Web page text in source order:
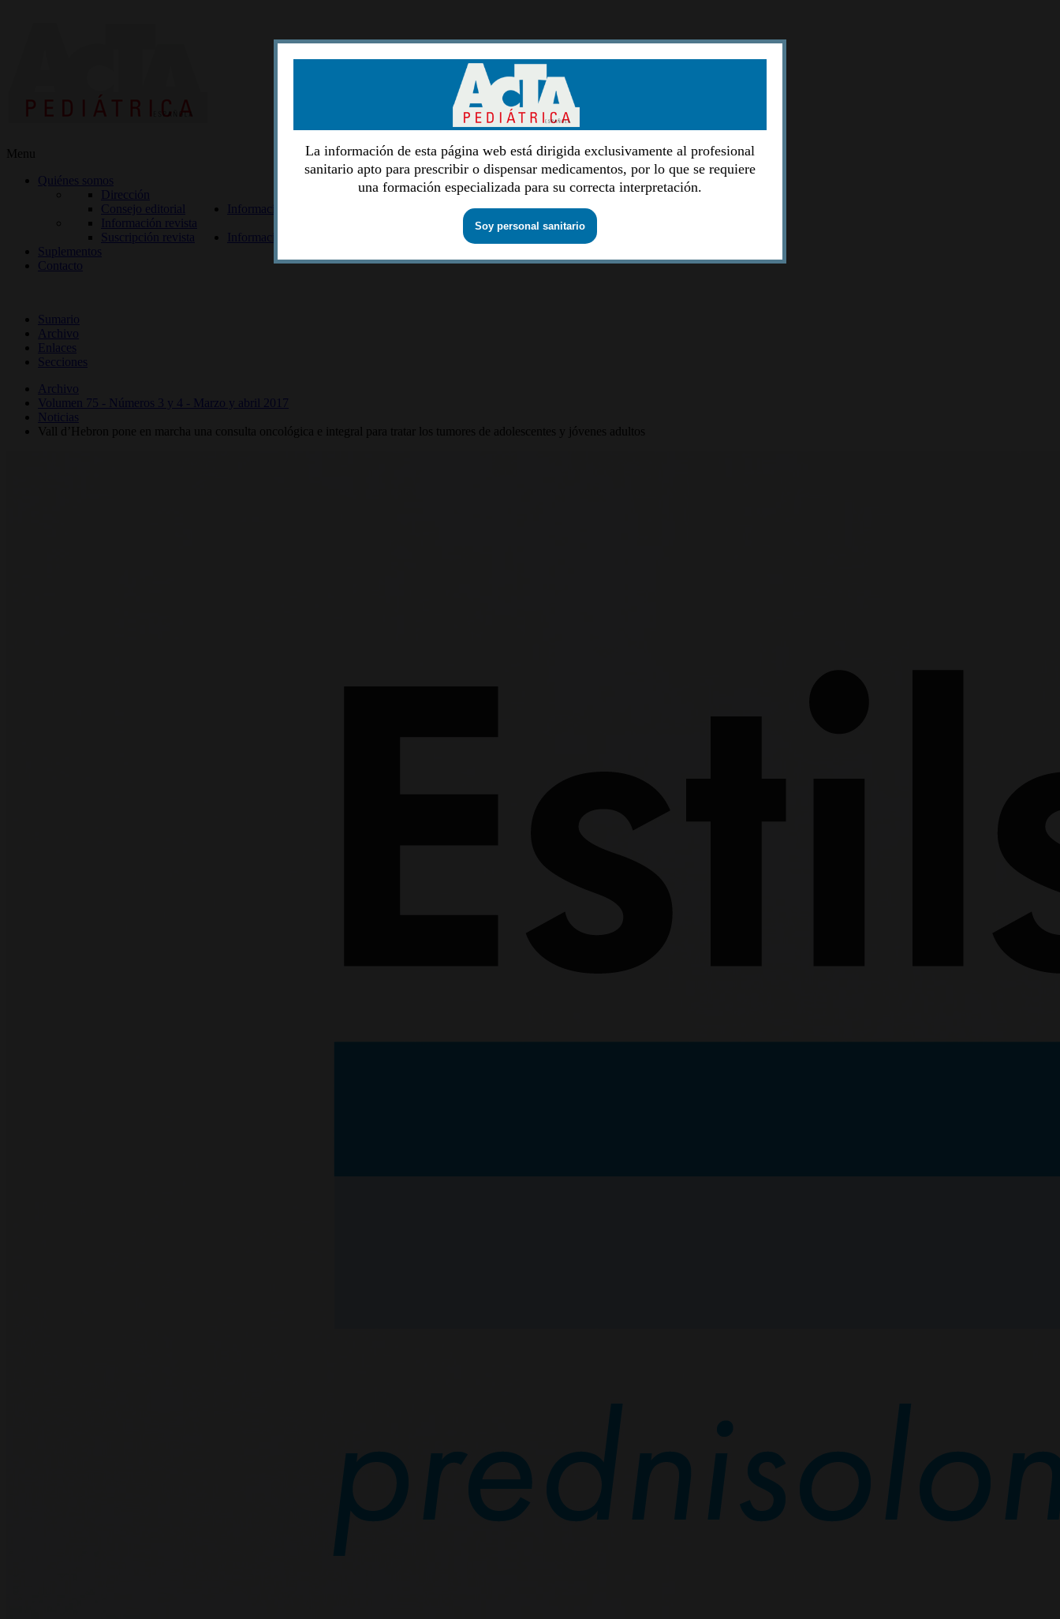
Menu
Quiénes somos
Dirección
Consejo editorial
Información lectores
Información revista
Suscripción revista
Información autores
Suplementos
Contacto
Sumario
Archivo
Enlaces
Secciones
Archivo
Volumen 75 - Números 3 y 4 - Marzo y abril 2017
Noticias
Vall d’Hebron pone en marcha una consulta oncológica e integral para tratar los tumores de adolescentes y jóvenes adultos
La información de esta página web está dirigida exclusivamente al profesional
sanitario apto para prescribir o dispensar medicamentos, por lo que se requiere
una formación especializada para su correcta interpretación.
Soy personal sanitario